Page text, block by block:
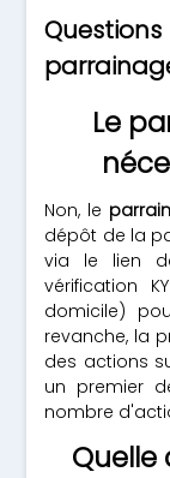
Le
Non, le
dépôt de la
via le lien
vérification
domicile)
revanche, la
des actions
un premier
nombre